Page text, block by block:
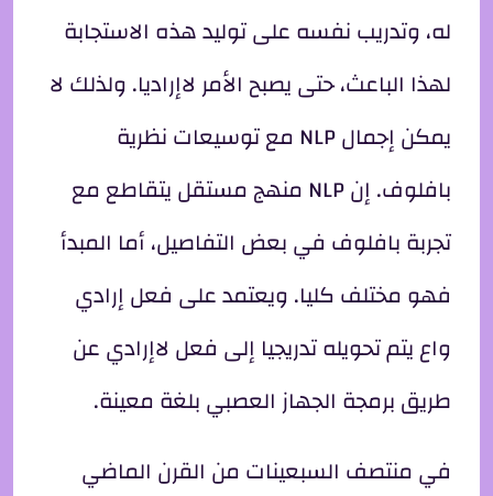
له، وتدريب نفسه على توليد هذه الاستجابة
لهذا الباعث، حتى يصبح الأمر لاإراديا. ولذلك لا
يمكن إجمال NLP مع توسيعات نظرية
بافلوف. إن NLP منهج مستقل يتقاطع مع
تجربة بافلوف في بعض التفاصيل، أما المبدأ
فهو مختلف كليا. ويعتمد على فعل إرادي
واع يتم تحويله تدريجيا إلى فعل لاإرادي عن
طريق برمجة الجهاز العصبي بلغة معينة.
في منتصف السبعينات من القرن الماضي